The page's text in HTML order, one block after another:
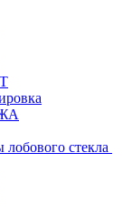
стекла